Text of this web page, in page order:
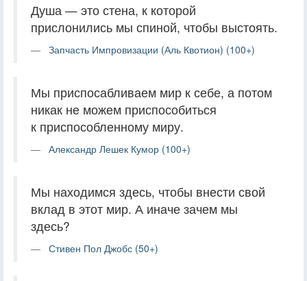
Душа — это стена, к которой
прислонились мы спиной, чтобы выстоять.
Запчасть Импровизации (Аль Квотион) (100+)
Мы приспосабливаем мир к себе, а потом
никак не можем приспособиться
к приспособленному миру.
Александр Лешек Кумор (100+)
Мы находимся здесь, чтобы внести свой
вклад в этот мир. А иначе зачем мы
здесь?
Стивен Пол Джобс (50+)